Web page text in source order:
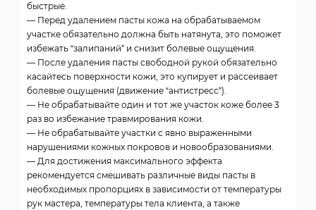
быстрые.
— Перед удалением пасты кожа на обрабатываемом
участке обязательно должна быть натянута, это поможет
избежать “залипаний” и снизит болевые ощущения.
— После удаления пасты свободной рукой обязательно
касайтесь поверхности кожи, это купирует и рассеивает
болевые ощущения (движение “антистресс”).
— Не обрабатывайте один и тот же участок коже более 3
раз во избежание травмирования кожи.
— Не обрабатывайте участки с явно выраженными
нарушениями кожных покровов и новообразованиями.
— Для достижения максимального эффекта
рекомендуется смешивать различные виды пасты в
необходимых пропорциях в зависимости от температуры
рук мастера, температуры тела клиента, а также